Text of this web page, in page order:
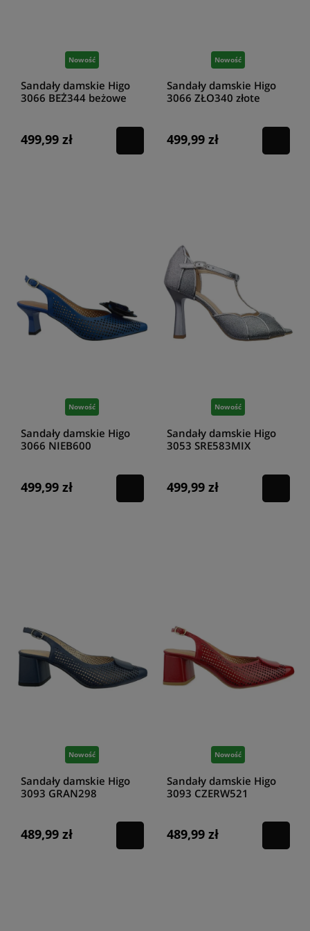
Nowość
Sandały damskie Higo
3066 BEŻ344 beżowe
499,99 zł
Nowość
Sandały damskie Higo
3066 ZŁO340 złote
499,99 zł
Nowość
Sandały damskie Higo
3066 NIEB600
499,99 zł
Nowość
Sandały damskie Higo
3053 SRE583MIX
499,99 zł
Nowość
Sandały damskie Higo
3093 GRAN298
489,99 zł
Nowość
Sandały damskie Higo
3093 CZERW521
489,99 zł